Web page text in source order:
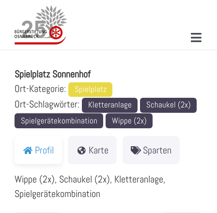
springen
PROJEKTE & AKTIONEN
VERANSTALTUNGEN
Spielplatz Sonnenhof
Ort-Kategorie:
Spielplatz
Ort-Schlagwörter: Kletteranlage
Schaukel (2x)
Spielgerätekombination
Wippe (2x)
Profil Karte Sparten
Wippe (2x), Schaukel (2x), Kletteranlage,
Spielgerätekombination